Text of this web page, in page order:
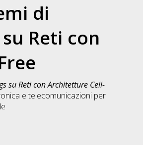
di
Reti con
su Reti con Architetture Cell-
e telecomunicazioni per